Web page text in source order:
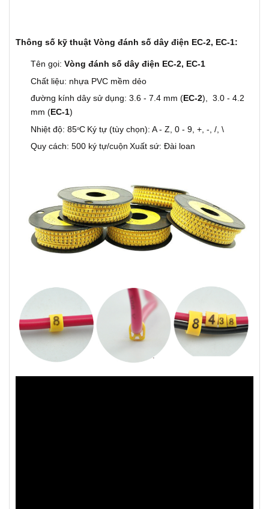
Thông số kỹ thuật Vòng đánh số dây điện EC-2, EC-1:
Tên gọi: Vòng đánh số dây điện EC-2, EC-1
Chất liệu: nhựa PVC mềm dẻo
đường kính dây sử dụng: 3.6 - 7.4 mm (EC-2), 3.0 - 4.2
mm (EC-1)
Nhiệt độ: 85oC Ký tự (tùy chọn): A - Z, 0 - 9, +, -, /, \
Quy cách: 500 ký tự/cuộn Xuất sứ: Đài loan